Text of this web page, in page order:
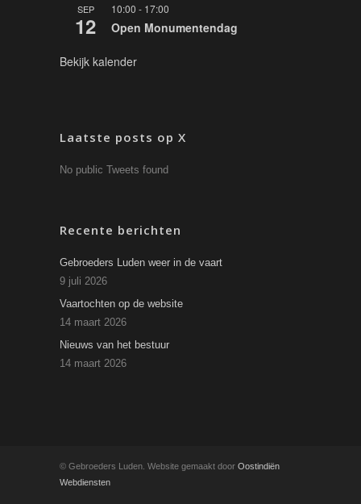
SEP
12
10:00 - 17:00
Open Monumentendag
Bekijk kalender
Laatste posts op X
No public Tweets found
Recente berichten
Gebroeders Luden weer in de vaart
9 juli 2026
Vaartochten op de website
14 maart 2026
Nieuws van het bestuur
14 maart 2026
© Gebroeders Luden. Website gemaakt door Oostindiën
Webdiensten